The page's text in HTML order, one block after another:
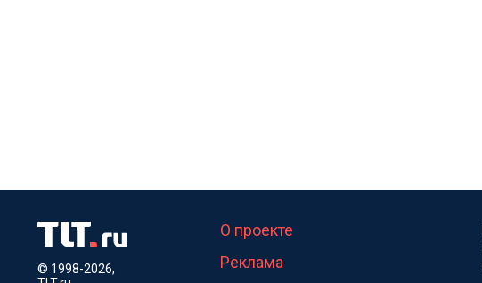
© 1998-2026,
О проекте
Реклама